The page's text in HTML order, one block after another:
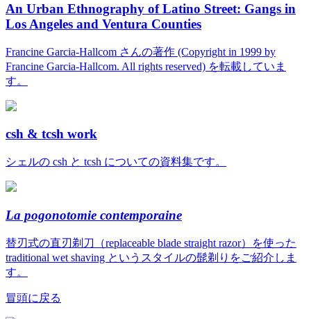
An Urban Ethnography of Latino Street: Gangs in
Los Angeles and Ventura Counties
Francine Garcia-Hallcom さんの著作 (Copyright in 1999 by
Francine Garcia-Hallcom. All rights reserved) を転載していま
す。
csh & tcsh work
シェルの csh と tcsh についての資料集です。
La pogonotomie contemporaine
替刃式の直刃剃刀（replaceable blade straight razor）を使った
traditional wet shaving というスタイルの髭剃りをご紹介しま
す。
冒頭に戻る